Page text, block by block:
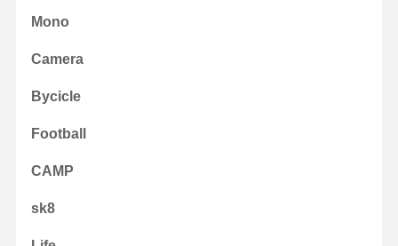
Mono
Camera
Bycicle
Football
CAMP
sk8